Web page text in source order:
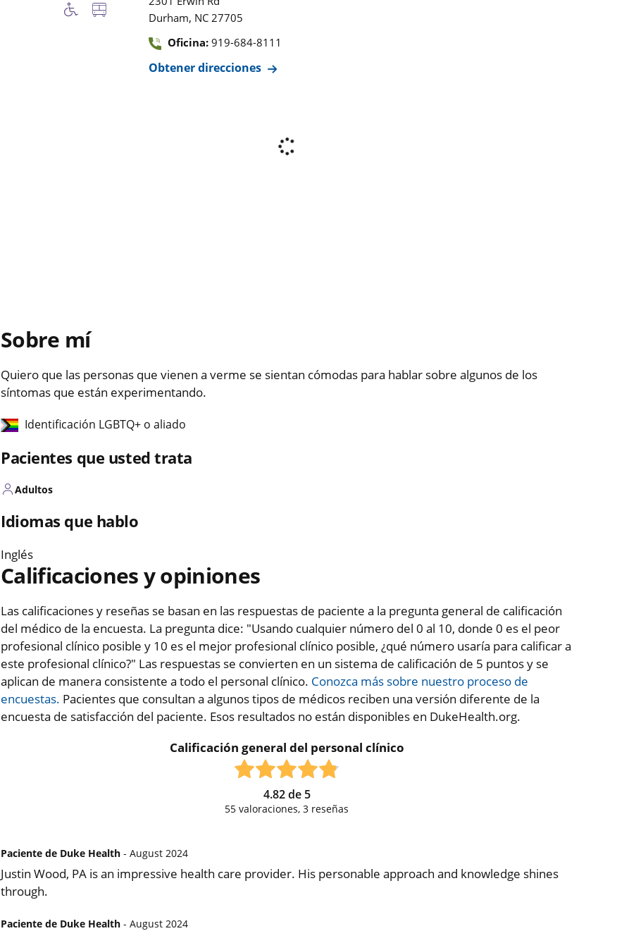
Durham, NC 27705
Oficina: 919-684-8111
Obtener direcciones
Sobre mí
Quiero que las personas que vienen a verme se sientan cómodas para hablar sobre algunos de los
síntomas que están experimentando.
Identificación LGBTQ+ o aliado
Pacientes que usted trata
Adultos
Idiomas que hablo
Inglés
Calificaciones y opiniones
Las calificaciones y reseñas se basan en las respuestas de paciente a la pregunta general de calificación
del médico de la encuesta. La pregunta dice: "Usando cualquier número del 0 al 10, donde 0 es el peor
profesional clínico posible y 10 es el mejor profesional clínico posible, ¿qué número usaría para calificar a
este profesional clínico?" Las respuestas se convierten en un sistema de calificación de 5 puntos y se
aplican de manera consistente a todo el personal clínico. Conozca más sobre nuestro proceso de
encuestas. Pacientes que consultan a algunos tipos de médicos reciben una versión diferente de la
encuesta de satisfacción del paciente. Esos resultados no están disponibles en DukeHealth.org.
Calificación general del personal clínico
4.82de 5
55 valoraciones, 3 reseñas
Paciente de Duke Health - August 2024
Justin Wood, PA is an impressive health care provider. His personable approach and knowledge shines
through.
Paciente de Duke Health - August 2024